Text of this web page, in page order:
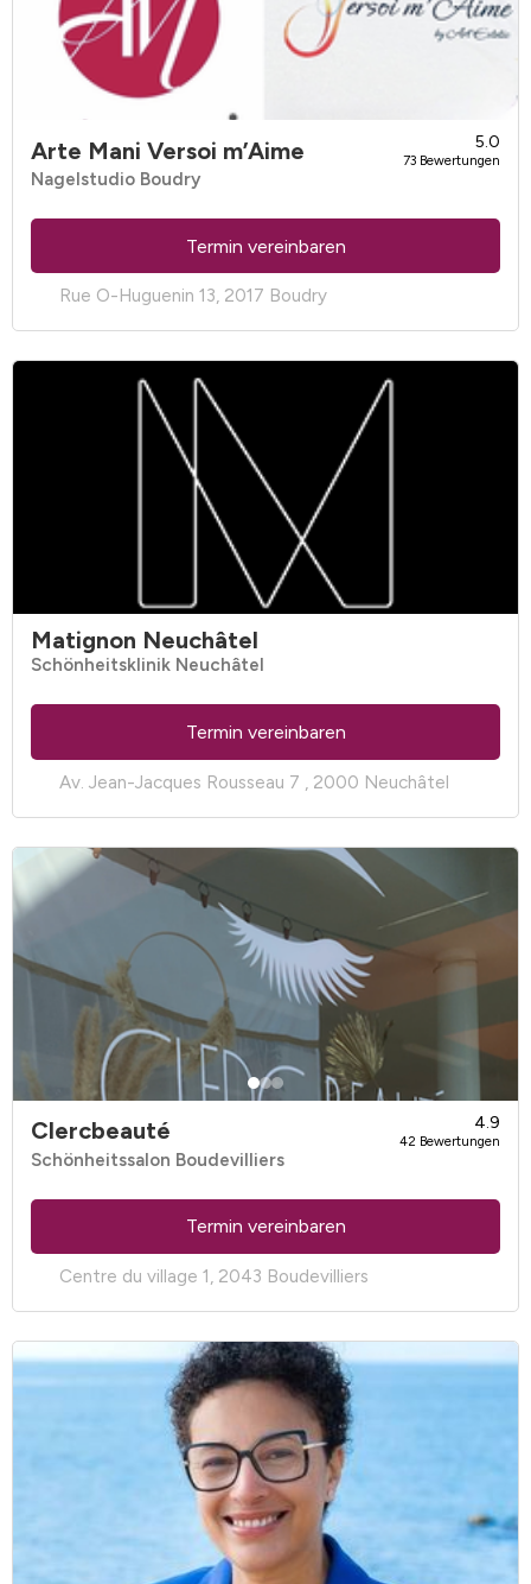
Arte Mani Versoi m’Aime 5.0
73 Bewertungen
Nagelstudio Boudry
Rue O-Huguenin 13, 2017 Boudry
Termin vereinbaren
Matignon Neuchâtel
Schönheitsklinik Neuchâtel
Av. Jean-Jacques Rousseau 7 , 2000 Neuchâtel
Termin vereinbaren
Clercbeauté 4.9
42 Bewertungen
Schönheitssalon Boudevilliers
Centre du village 1, 2043 Boudevilliers
Termin vereinbaren